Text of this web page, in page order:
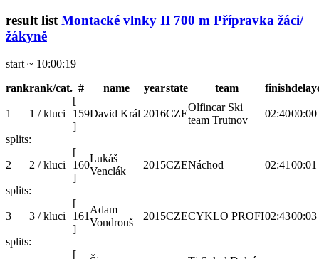
result list Montacké vlnky II 700 m Přípravka žáci/
žákyně
start ~ 10:00:19
rankrank/cat. # name yearstate team finishdelay
1 1 / kluci
[
159
]
David Král 2016CZE
Olfincar Ski
team Trutnov
02:4000:00
splits:
2 2 / kluci
[
160
]
Lukáš
Venclák
2015CZENáchod 02:41 00:01
splits:
3 3 / kluci
[
161
]
Adam
Vondrouš
2015CZECYKLO PROFI02:4300:03
splits:
[